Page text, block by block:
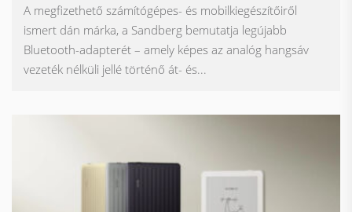
A megfizethető számítógépes- és mobilkiegészítőiről
ismert dán márka, a Sandberg bemutatja legújabb
Bluetooth-adapterét – amely képes az analóg hangsáv
vezeték nélküli jellé történő át- és...